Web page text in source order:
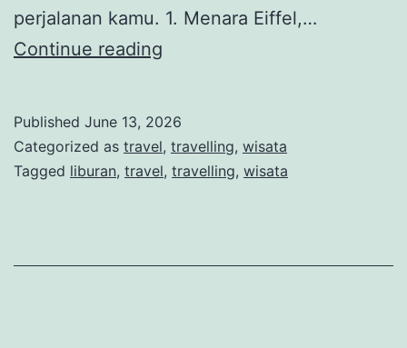
perjalanan kamu. 1. Menara Eiffel,…
Continue reading
di
Prancis
Kamu
Published June 13, 2026
Categorized as travel, travelling, wisata
Tagged liburan, travel, travelling, wisata